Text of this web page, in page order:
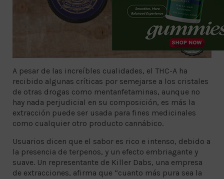
A pesar de las increíbles cualidades, el THC-A ha
recibido algunas críticas por semejarse a los cristales
de otras drogas como mentanfetaminas, aunque no
hay nada perjudicial en su composición, es más la
extracción puede ser usada para fines medicinales
como cualquier otro producto cannábico.
Usuarios dicen que el sabor es rico e intenso, debido a
la presencia de terpenos, y un efecto embriagante y
suave. Un representante de Killer Dabs, una empresa
de extracciones, afirma que “cuanto más pura sea la